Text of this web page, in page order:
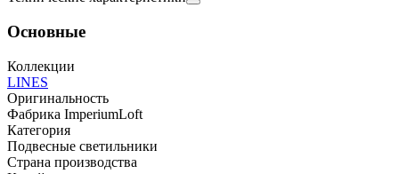
Основные
Коллекции
LINES
Оригинальность
Фабрика ImperiumLoft
Категория
Подвесные светильники
Страна производства